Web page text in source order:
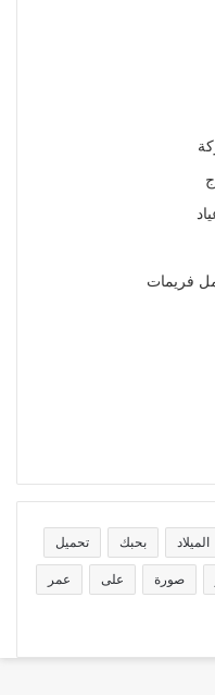
فريمات
الميلاد بحبك تحميل
صورة على عمر